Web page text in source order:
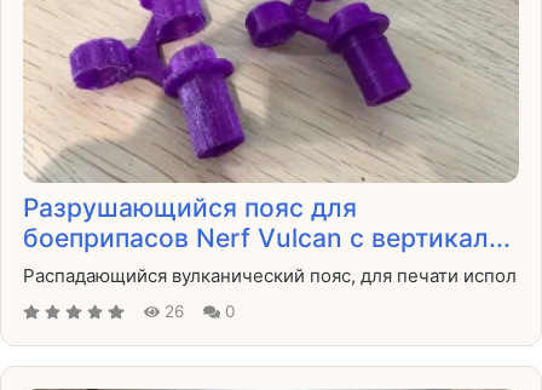
Разрушающийся пояс для
боеприпасов Nerf Vulcan с вертикал...
Распадающийся вулканический пояс, для печати испол
26 0